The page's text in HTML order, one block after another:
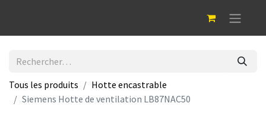
Tous les produits
Hotte encastrable
Siemens Hotte de ventilation LB87NAC50